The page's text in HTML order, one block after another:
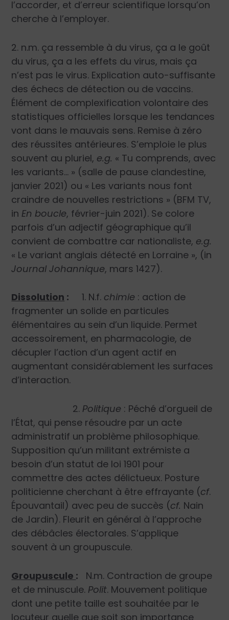
l’accorder, et d’erreur scientifique lorsqu’on
cherche à l’employer.
2. n.m. ça ressemble à du virus, ça a le goût
du virus, ça a les effets du virus, mais ça
n’est pas le virus. Explication auto-suffisante
des échecs de détection ou de vaccins.
Élément de complexification volontaire des
statistiques officielles lorsque les tendances
vont dans le mauvais sens. Remise à zéro
des réussites antérieures. S’emploie le plus
souvent au pluriel, e.g. « Tu comprends, avec
les variants… » (salle de pause clandestine,
janvier 2021) ou « Les variants nous font
craindre de nouvelles restrictions » (BFM TV,
in En boucle, février-juin 2021). Se colore
parfois d’un adjectif géographique qu’il
convient de combattre car nationaliste, e.g.
« Le variant anglais détecté en Lorraine », (in
Journal Johannique, mars 1427).
Dissolution : 1. N.f. chimie : action de
fragmenter un solide en particules
élémentaires au sein d’un liquide. Permet
accessoirement, en pharmacologie, de
décupler l’action d’un agent actif en
augmentant considérablement les surfaces
d’interaction.
2. Politique : Péché d’orgueil de
l’État, qui pense résoudre par un acte
administratif un problème philosophique.
Supposition qu’un militant extrémiste a
besoin d’un statut de loi 1901 pour
commettre des actes délictueux. Posture
politicienne cherchant à être effrayante (cf.
Épouvantail) avec peu de succès (cf. Nain
de Jardin). Fleurit en général à l’approche
des débâcles électorales. S’applique
souvent à un groupuscule.
Groupuscule : N.m. Contraction de groupe
et de minuscule. Polit. Mouvement politique
dont une petite taille est souhaitée par le
locuteur quelle que soit son importance